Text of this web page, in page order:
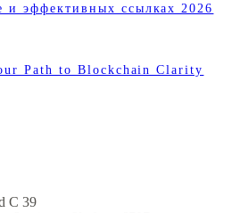
и эффективных ссылках 2026
Path to Blockchain Clarity